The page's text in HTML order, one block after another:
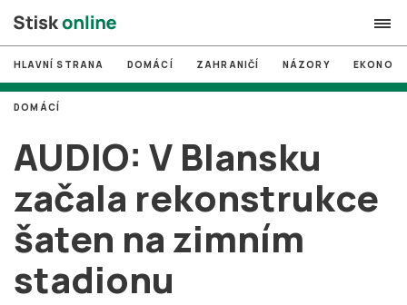
search
# MUNI
# Brno
# volby
login PŘIHLÁSIT SE
Zapomněli jste heslo?
HLAVNÍ STRANA DOMÁCÍ ZAHRANIČÍ NÁZORY
AUDIO: V Blansku
začala rekonstrukce
šaten na zimním
stadionu
DOMÁCÍ